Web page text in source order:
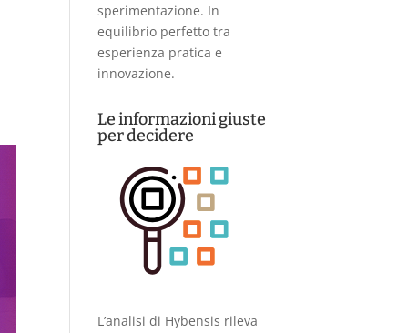
sperimentazione. In
equilibrio perfetto tra
esperienza pratica e
innovazione.
Le informazioni giuste
per decidere
L’analisi di Hybensis rileva